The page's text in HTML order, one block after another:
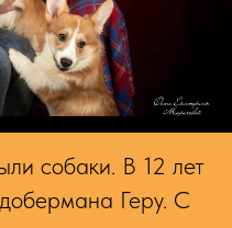
собаки. В 12 лет
Геру. С